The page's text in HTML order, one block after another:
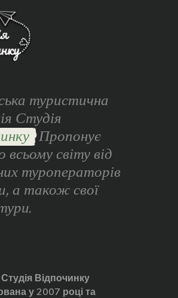
туристична
Студія
Пропонує
всьому світу від
туроператорів
а також свої
Відпочинку
у 2007 році та